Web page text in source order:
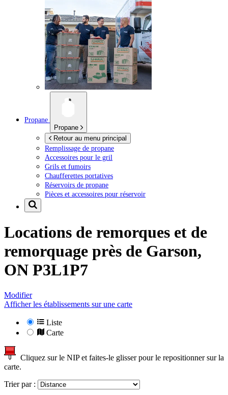
Propane
Propane
Retour au menu principal
Remplissage de propane
Accessoires pour le gril
Grils et fumoirs
Chaufferettes portatives
Réservoirs de propane
Pièces et accessoires pour réservoir
Locations de remorques et de
remorquage près de Garson,
ON P3L1P7
Modifier
Afficher les établissements sur une carte
Liste
Carte
Cliquez sur le NIP et faites-le glisser pour le repositionner sur la
carte.
Trier par :